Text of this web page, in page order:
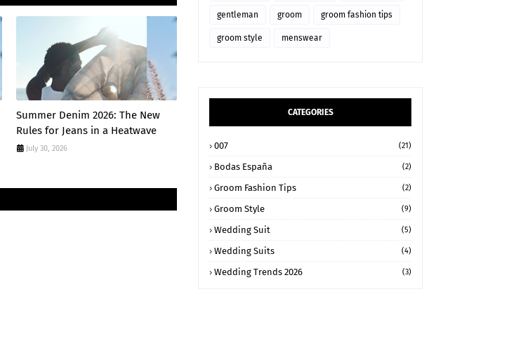
Summer Denim 2026: The New
Rules for Jeans in a Heatwave
July 30, 2026
gentleman groom groom fashion tips
groom style menswear
CATEGORIES
007 (21)
Bodas España (2)
Groom Fashion Tips (2)
Groom Style (9)
Wedding Suit (5)
Wedding Suits (4)
Wedding Trends 2026 (3)